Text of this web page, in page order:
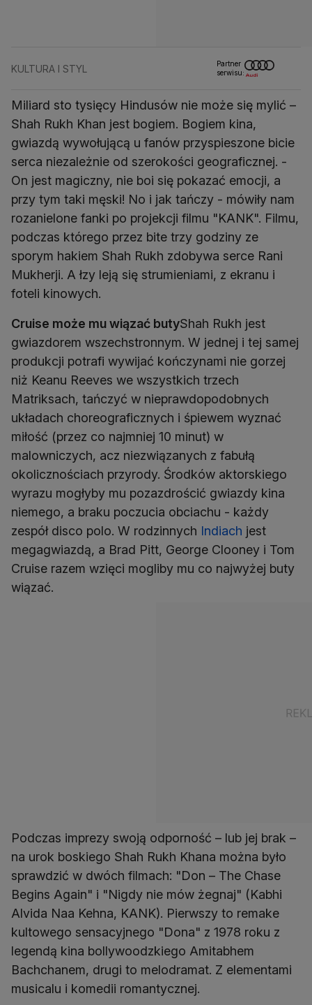
KULTURA I STYL
Partner
serwisu:
Miliard sto tysięcy Hindusów nie może się mylić –
Shah Rukh Khan jest bogiem. Bogiem kina,
gwiazdą wywołującą u fanów przyspieszone bicie
serca niezależnie od szerokości geograficznej. -
On jest magiczny, nie boi się pokazać emocji, a
przy tym taki męski! No i jak tańczy - mówiły nam
rozanielone fanki po projekcji filmu "KANK". Filmu,
podczas którego przez bite trzy godziny ze
sporym hakiem Shah Rukh zdobywa serce Rani
Mukherji. A łzy leją się strumieniami, z ekranu i
foteli kinowych.
Cruise może mu wiązać butyShah Rukh jest
gwiazdorem wszechstronnym. W jednej i tej samej
produkcji potrafi wywijać kończynami nie gorzej
niż Keanu Reeves we wszystkich trzech
Matriksach, tańczyć w nieprawdopodobnych
układach choreograficznych i śpiewem wyznać
miłość (przez co najmniej 10 minut) w
malowniczych, acz niezwiązanych z fabułą
okolicznościach przyrody. Środków aktorskiego
wyrazu mogłyby mu pozazdrościć gwiazdy kina
niemego, a braku poczucia obciachu - każdy
zespół disco polo. W rodzinnych Indiach jest
megagwiazdą, a Brad Pitt, George Clooney i Tom
Cruise razem wzięci mogliby mu co najwyżej buty
wiązać.
Podczas imprezy swoją odporność – lub jej brak –
na urok boskiego Shah Rukh Khana można było
sprawdzić w dwóch filmach: "Don – The Chase
Begins Again" i "Nigdy nie mów żegnaj" (Kabhi
Alvida Naa Kehna, KANK). Pierwszy to remake
kultowego sensacyjnego "Dona" z 1978 roku z
legendą kina bollywoodzkiego Amitabhem
Bachchanem, drugi to melodramat. Z elementami
musicalu i komedii romantycznej.